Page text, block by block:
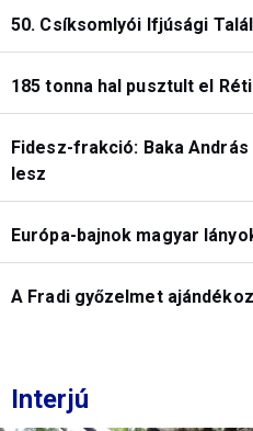
50. Csíksomlyói Ifjúsági
185 tonna hal pusztult el
Fidesz-frakció: Baka
lesz
Európa-bajnok magyar
A Fradi győzelmet
Interjú